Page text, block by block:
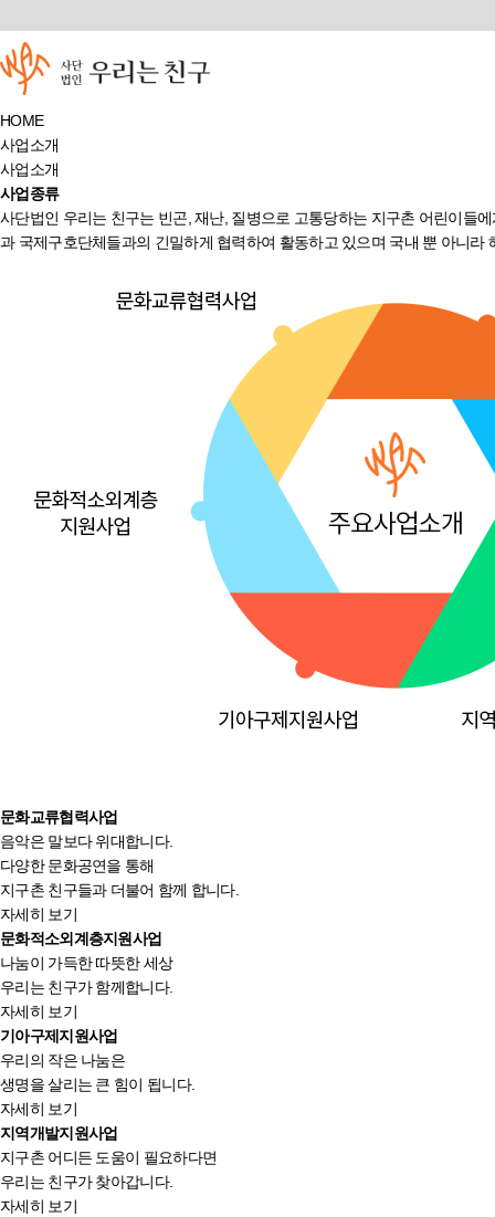
HOME
사업소개
사업소개
사업종류
사단법인 우리는 친구는 빈곤, 재난, 질병으로 고통당하는 지구촌 어린이들
과 국제구호단체들과의 긴밀하게 협력하여 활동하고 있으며 국내 뿐 아니라
문화교류협력사업
음악은 말보다 위대합니다.
다양한 문화공연을 통해
지구촌 친구들과 더불어 함께 합니다.
자세히 보기
문화적소외계층지원사업
나눔이 가득한 따뜻한 세상
우리는 친구가 함께합니다.
자세히 보기
기아구제지원사업
우리의 작은 나눔은
생명을 살리는 큰 힘이 됩니다.
자세히 보기
지역개발지원사업
지구촌 어디든 도움이 필요하다면
우리는 친구가 찾아갑니다.
자세히 보기